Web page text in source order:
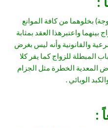
بخلوهما من كافة الموانع
بينهما واعتبرهذا العقد بمثابة
والقانونية وأنه ليس بغرض
المبطلة للزواج كما يقر كلا
المعدية الخطرة مثل الجزام
الوبائي .
: